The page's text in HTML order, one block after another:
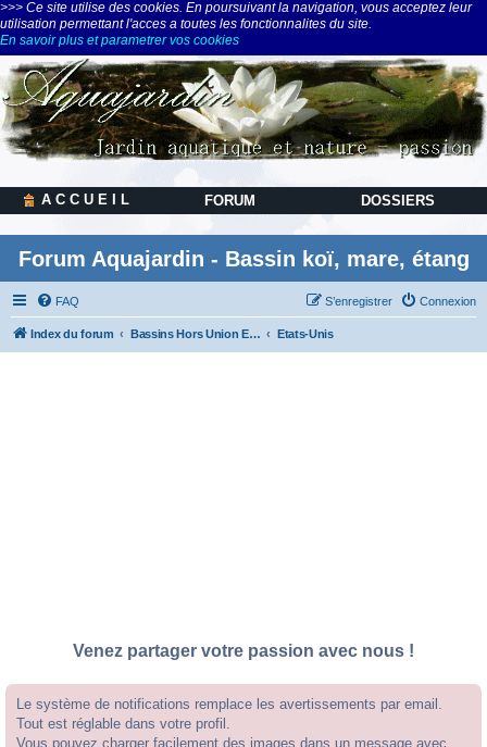
>>> Ce site utilise des cookies. En poursuivant la navigation, vous acceptez leur
utilisation permettant l'acces a toutes les fonctionnalites du site.
En savoir plus et parametrer vos cookies
A C C U E I L FORUM DOSSIERS
Forum Aquajardin - Bassin koï, mare, étang
FAQ Connexion
S’enregistrer
Index du forum Bassins Hors Union Européenne ou Hors Europe Etats-Unis
Venez partager votre passion avec nous !
Le système de notifications remplace les avertissements par email.
Tout est réglable dans votre profil.
Vous pouvez charger facilement des images dans un message avec